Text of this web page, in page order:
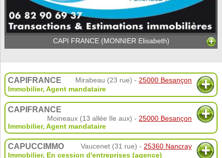
CAPI FRANCE (MONNIER Elisabeth)
CAPIFRANCE Mirabeau (23 rue) -25000 Besançon
Immobilier, Agent mandataire
CAPIFRANCE
Moineaux (13 allée Ile aux) -25000 Besançon
Immobilier, Agent mandataire
CAPUCCIMMO Vaucenet (31 rue) -25360 Nancray
Immobilier, En cession d'entreprises (agence)